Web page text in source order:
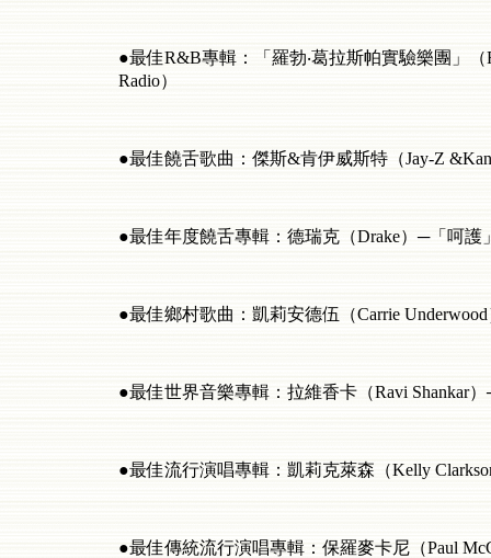
●最佳R&B專輯：「羅勃‧葛拉斯帕實驗樂團」（
Radio）
●最佳饒舌歌曲：傑斯&肯伊威斯特（Jay-Z
●最佳年度饒舌專輯：德瑞克（Drake）─「呵護
●最佳鄉村歌曲：凱莉安德伍（Carrie
●最佳世界音樂專輯：拉維香卡（Ravi Shankar）
●最佳流行演唱專輯：凱莉克萊森（Kelly
●最佳傳統流行演唱專輯：保羅麥卡尼（Paul